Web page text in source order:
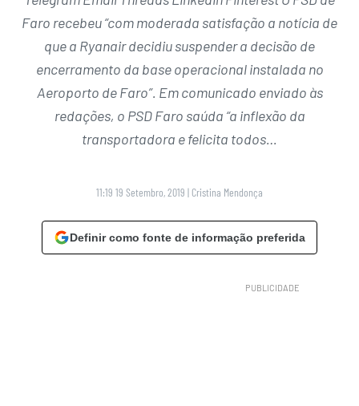
Faro recebeu “com moderada satisfação a notícia de
que a Ryanair decidiu suspender a decisão de
encerramento da base operacional instalada no
Aeroporto de Faro”. Em comunicado enviado às
redações, o PSD Faro saúda “a inflexão da
transportadora e felicita todos…
11:19 19 Setembro, 2019 | Cristina Mendonça
Definir como fonte de informação preferida